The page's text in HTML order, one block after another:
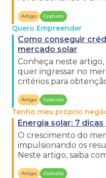
Artigo Gratuito
Quero Empreender
Como conseguir
mercado solar
Conheça neste
quer ingressar no
critérios para
Artigo Gratuito
Tenho meu próprio
Energia solar: 7
O crescimento do
impulsionando os
Neste artigo, saiba
Artigo Gratuito